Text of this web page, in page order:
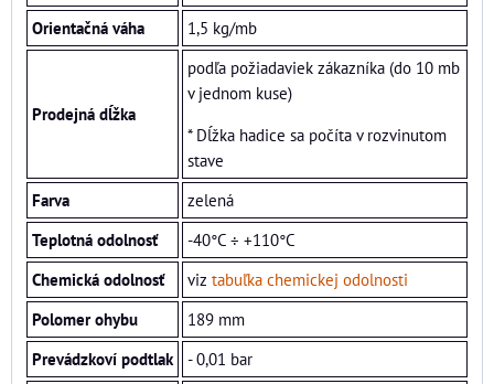
Orientačná váha
1,5 kg/mb
Prodejná dĺžka
podľa požiadaviek zákazníka (do 10 mb
v jednom kuse)
* Dĺžka hadice sa počíta v rozvinutom
stave
Farva
zelená
Teplotná odolnosť
-40°C ÷ +110°C
Chemická odolnosť
viz tabuľka chemickej odolnosti
Polomer ohybu
189 mm
Prevádzkoví podtlak
- 0,01 bar